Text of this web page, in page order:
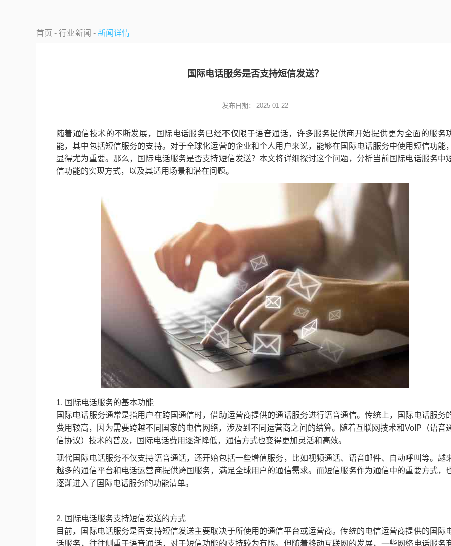
首页 - 行业新闻 - 新闻详情
国际电话服务是否支持短信发送？
发布日期： 2025-01-22
随着通信技术的不断发展，国际电话服务已经不仅限于语音通话，许多服务提供商开始提供更为全面的服务
能，其中包括短信服务的支持。对于全球化运营的企业和个人用户来说，能够在国际电话服务中使用短信功能，
显得尤为重要。那么，国际电话服务是否支持短信发送？本文将详细探讨这个问题，分析当前国际电话服务中
信功能的实现方式，以及其适用场景和潜在问题。
1. 国际电话服务的基本功能
国际电话服务通常是指用户在跨国通信时，借助运营商提供的通话服务进行语音通信。传统上，国际电话服务
费用较高，因为需要跨越不同国家的电信网络，涉及到不同运营商之间的结算。随着互联网技术和VoIP（语音
信协议）技术的普及，国际电话费用逐渐降低，通信方式也变得更加灵活和高效。
现代国际电话服务不仅支持语音通话，还开始包括一些增值服务，比如视频通话、语音邮件、自动呼叫等。越
越多的通信平台和电话运营商提供跨国服务，满足全球用户的通信需求。而短信服务作为通信中的重要方式，
逐渐进入了国际电话服务的功能清单。
2. 国际电话服务支持短信发送的方式
目前，国际电话服务是否支持短信发送主要取决于所使用的通信平台或运营商。传统的电信运营商提供的国际
话服务，往往侧重于语音通话，对于短信功能的支持较为有限。但随着移动互联网的发展，一些网络电话服务